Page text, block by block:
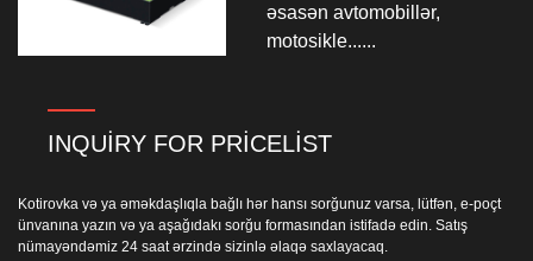
əsasən avtomobillər,
motosikle......
INQUIRY FOR PRICELIST
Kotirovka və ya əməkdaşlıqla bağlı hər hansı sorğunuz varsa, lütfən, e-poçt
ünvanına yazın və ya aşağıdakı sorğu formasından istifadə edin. Satış
nümayəndəmiz 24 saat ərzində sizinlə əlaqə saxlayacaq.